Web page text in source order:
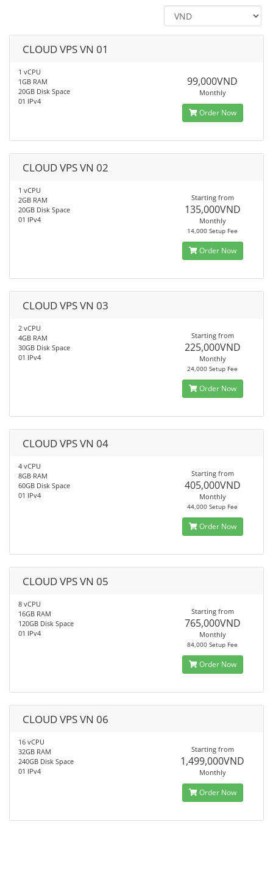
CLOUD VPS VN 01
1 vCPU
1GB RAM
20GB Disk Space
01 IPv4
99,000VND
Monthly
Order Now
CLOUD VPS VN 02
1 vCPU
2GB RAM
20GB Disk Space
01 IPv4
Starting from
135,000VND
Monthly
14,000 Setup Fee
Order Now
CLOUD VPS VN 03
2 vCPU
4GB RAM
30GB Disk Space
01 IPv4
Starting from
225,000VND
Monthly
24,000 Setup Fee
Order Now
CLOUD VPS VN 04
4 vCPU
8GB RAM
60GB Disk Space
01 IPv4
Starting from
405,000VND
Monthly
44,000 Setup Fee
Order Now
CLOUD VPS VN 05
8 vCPU
16GB RAM
120GB Disk Space
01 IPv4
Starting from
765,000VND
Monthly
84,000 Setup Fee
Order Now
CLOUD VPS VN 06
16 vCPU
32GB RAM
240GB Disk Space
01 IPv4
Starting from
1,499,000VND
Monthly
Order Now